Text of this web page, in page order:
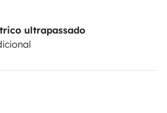
ultrapassado